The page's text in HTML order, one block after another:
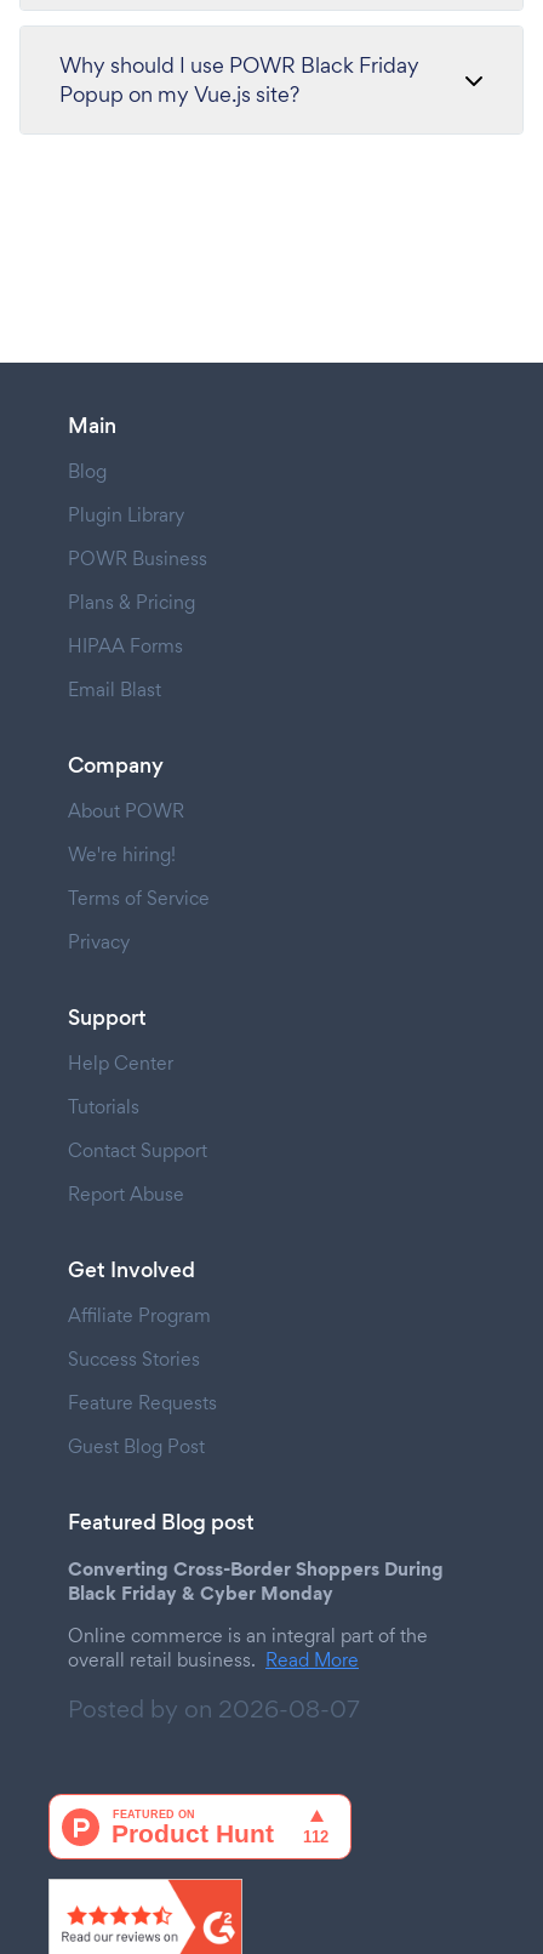
Why should I use POWR Black Friday
Popup on my Vue.js site?
Main
Blog
Plugin Library
POWR Business
Plans & Pricing
HIPAA Forms
Email Blast
Company
About POWR
We're hiring!
Terms of Service
Privacy
Support
Help Center
Tutorials
Contact Support
Report Abuse
Get Involved
Affiliate Program
Success Stories
Feature Requests
Guest Blog Post
Featured Blog post
Converting Cross-Border Shoppers During
Black Friday & Cyber Monday
Online commerce is an integral part of the
overall retail business. Read More
Posted by on 2026-08-07